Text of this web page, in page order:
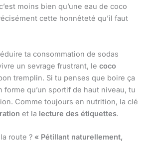
moins bien qu’une eau de coco
cette honnêteté qu’il faut
ta consommation de sodas
un sevrage frustrant, le coco
tremplin. Si tu penses que boire ça
forme qu’un sportif de haut niveau, tu
Comme toujours en nutrition, la clé
et la lecture des étiquettes.
route ? « Pétillant naturellement,